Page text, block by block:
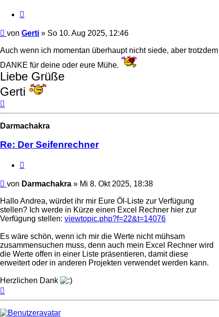
Beitrag
von Gerti » So 10. Aug 2025, 12:46
Auch wenn ich momentan überhaupt nicht siede, aber trotzdem
DANKE für deine oder eure Mühe.
Liebe Grüße
Gerti
Darmachakra
Re: Der Seifenrechner
Beitrag
von Darmachakra » Mi 8. Okt 2025, 18:38
Hallo Andrea, würdet ihr mir Eure Öl-Liste zur Verfügung
stellen? Ich werde in Kürze einen Excel Rechner hier zur
Verfügung stellen: viewtopic.php?f=22&t=14076
Es wäre schön, wenn ich mir die Werte nicht mühsam
zusammensuchen muss, denn auch mein Excel Rechner wird
die Werte offen in einer Liste präsentieren, damit diese
erweitert oder in anderen Projekten verwendet werden kann.
Herzlichen Dank